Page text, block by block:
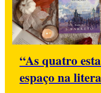
“As quatro
espaço na